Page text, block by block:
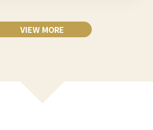
VIEW MORE